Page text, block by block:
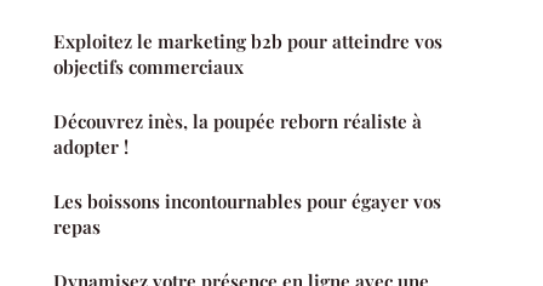
Exploitez le marketing b2b pour atteindre vos
objectifs commerciaux
Découvrez inès, la poupée reborn réaliste à
adopter !
Les boissons incontournables pour égayer vos
repas
Dynamisez votre présence en ligne avec une